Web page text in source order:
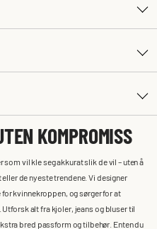
KOMPROMISS
vil kle seg akkurat slik de vil – uten å
de nyeste trendene. Vi designer
kvinnekroppen, og sørger for at
alt fra kjoler, jeans og bluser til
bred passform og tilbehør. Enten du